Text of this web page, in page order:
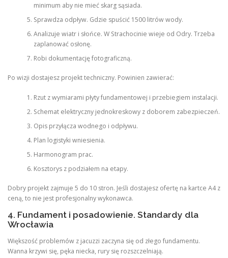
minimum aby nie mieć skarg sąsiada.
Sprawdza odpływ. Gdzie spuścić 1500 litrów wody.
Analizuje wiatr i słońce. W Strachocinie wieje od Odry. Trzeba
zaplanować osłonę.
Robi dokumentację fotograficzną.
Po wizji dostajesz projekt techniczny. Powinien zawierać:
Rzut z wymiarami płyty fundamentowej i przebiegiem instalacji.
Schemat elektryczny jednokreskowy z doborem zabezpieczeń.
Opis przyłącza wodnego i odpływu.
Plan logistyki wniesienia.
Harmonogram prac.
Kosztorys z podziałem na etapy.
Dobry projekt zajmuje 5 do 10 stron. Jeśli dostajesz ofertę na kartce A4 z
ceną, to nie jest profesjonalny wykonawca.
4. Fundament i posadowienie. Standardy dla
Wrocławia
Większość problemów z jacuzzi zaczyna się od złego fundamentu.
Wanna krzywi się, pęka niecka, rury się rozszczelniają.